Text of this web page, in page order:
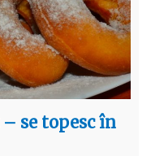
se topesc în